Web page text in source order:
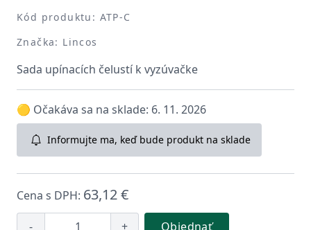
Kód produktu: ATP-C
Značka: Lincos
Sada upínacích čelustí k vyzúvačke
🟡 Očakáva sa na sklade: 6. 11. 2026
Informujte ma, keď bude produkt na sklade
Cena s DPH: 63,12 €
- + Objednať